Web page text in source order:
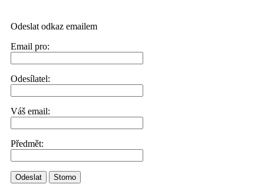
Odeslat odkaz emailem
Email pro:
Odesílatel:
Váš email:
Předmět:
Odeslat Storno